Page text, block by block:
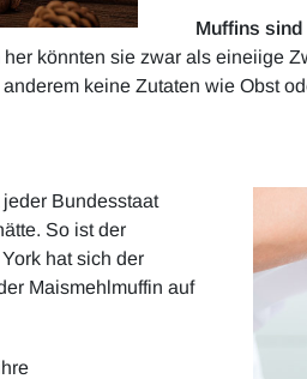
Muffins
könnten sie zwar als eineiige
keine Zutaten wie Obst
Bundesstaat
So ist der
hat sich der
Maismehlmuffin auf